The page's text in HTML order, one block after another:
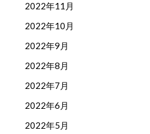
2022年11月
2022年10月
2022年9月
2022年8月
2022年7月
2022年6月
2022年5月